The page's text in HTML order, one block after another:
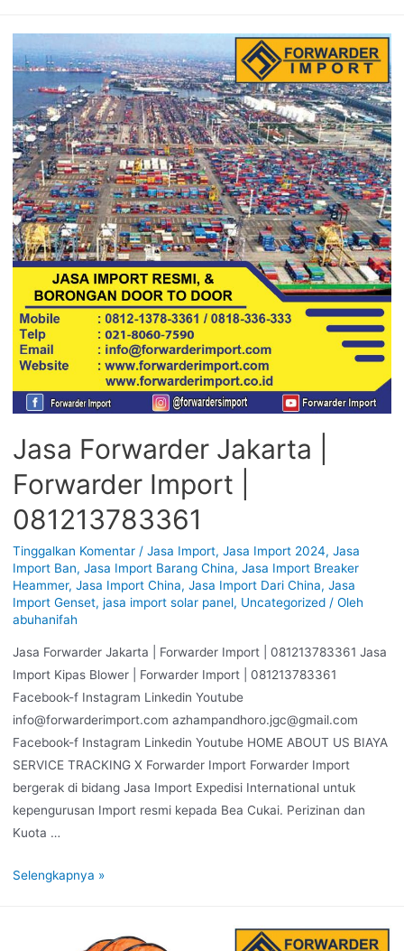
Jasa Forwarder Jakarta |
Forwarder Import |
081213783361
Tinggalkan Komentar / Jasa Import, Jasa Import 2024, Jasa
Import Ban, Jasa Import Barang China, Jasa Import Breaker
Heammer, Jasa Import China, Jasa Import Dari China, Jasa
Import Genset, jasa import solar panel, Uncategorized/ Oleh
abuhanifah
Jasa Forwarder Jakarta | Forwarder Import | 081213783361 Jasa
Import Kipas Blower | Forwarder Import | 081213783361
Facebook-f Instagram Linkedin Youtube
info@forwarderimport.com azhampandhoro.jgc@gmail.com
Facebook-f Instagram Linkedin Youtube HOME ABOUT US BIAYA
SERVICE TRACKING X Forwarder Import Forwarder Import
bergerak di bidang Jasa Import Expedisi International untuk
kepengurusan Import resmi kepada Bea Cukai. Perizinan dan
Kuota …
Selengkapnya »